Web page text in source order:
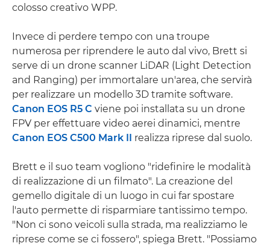
colosso creativo WPP.
Invece di perdere tempo con una troupe
numerosa per riprendere le auto dal vivo, Brett si
serve di un drone scanner LiDAR (Light Detection
and Ranging) per immortalare un'area, che servirà
per realizzare un modello 3D tramite software.
Canon EOS R5 C viene poi installata su un drone
FPV per effettuare video aerei dinamici, mentre
Canon EOS C500 Mark II
realizza riprese dal suolo.
Brett e il suo team vogliono "ridefinire le modalità
di realizzazione di un filmato". La creazione del
gemello digitale di un luogo in cui far spostare
l'auto permette di risparmiare tantissimo tempo.
"Non ci sono veicoli sulla strada, ma realizziamo le
riprese come se ci fossero", spiega Brett. "Possiamo